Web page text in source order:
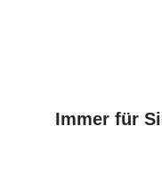
Immer für